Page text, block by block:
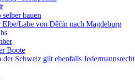
bauen
Elbe/Labe von Děčín nach Magdeburg
Boote
Schweiz gilt ebenfalls Jedermannsrecht